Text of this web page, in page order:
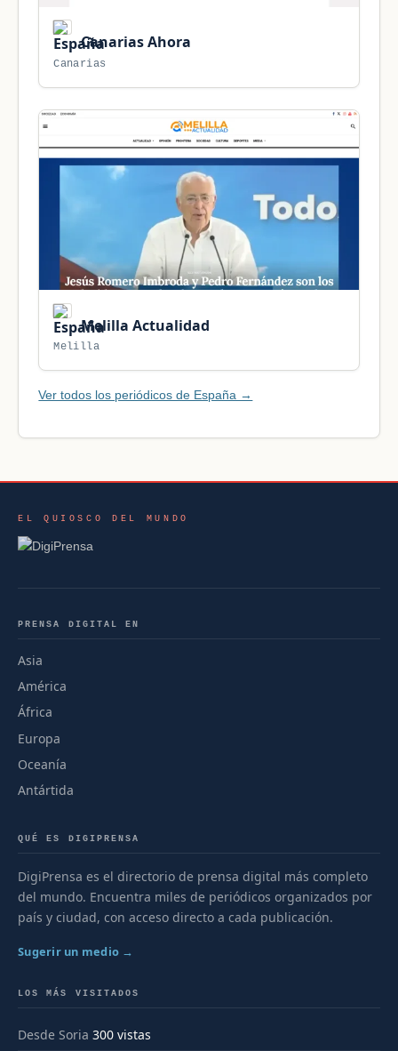
Canarias Ahora
Canarias
Melilla Actualidad
Melilla
Ver todos los periódicos de España →
EL QUIOSCO DEL MUNDO
PRENSA DIGITAL EN
Asia
América
África
Europa
Oceanía
Antártida
QUÉ ES DIGIPRENSA
DigiPrensa es el directorio de prensa digital más completo
del mundo. Encuentra miles de periódicos organizados por
país y ciudad, con acceso directo a cada publicación.
Sugerir un medio →
LOS MÁS VISITADOS
Desde Soria 300 vistas